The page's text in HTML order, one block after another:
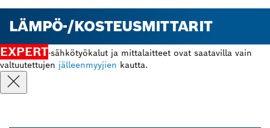
LÄMPÖ-/KOSTEUSMITTARIT
EXPERT-sähkötyökalut ja mittalaitteet ovat saatavilla vain
valtuutettujen jälleenmyyjien kautta.